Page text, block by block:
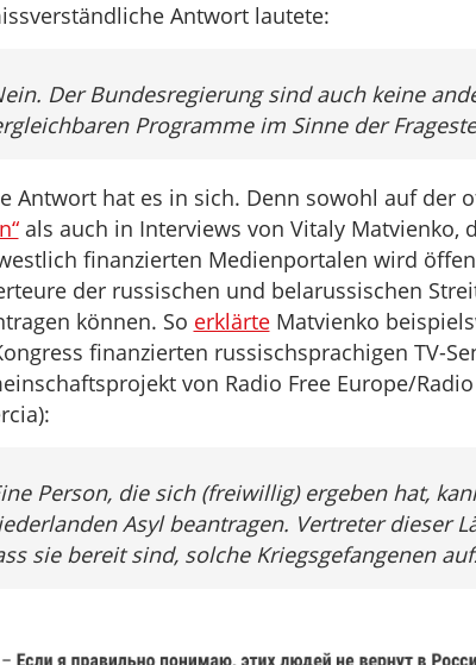
Antwort lautete:
Der Bundesregierung sind auch keine
Programme im Sinne der
Antwort hat es in sich. Denn sowohl auf der
als auch in Interviews von Vitaly Matvienko,
finanzierten Medienportalen wird
der russischen und belarussischen
können. So erklärteMatvienko
finanzierten russischsprachigen TV-
von Radio Free Europe/
Person, die sich (freiwillig) ergeben hat,
Asyl beantragen. Vertreter dieser
sie bereit sind, solche Kriegsgefangenen